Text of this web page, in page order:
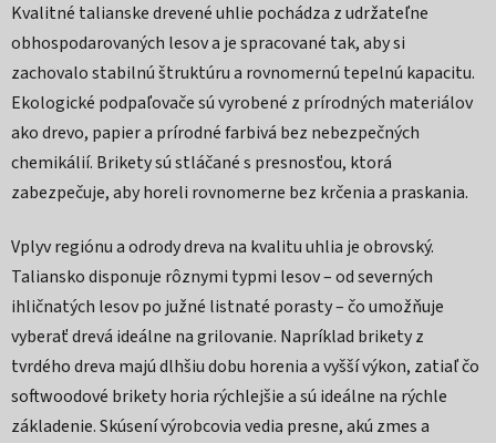
Kvalitné talianske drevené uhlie pochádza z udržateľne
obhospodarovaných lesov a je spracované tak, aby si
zachovalo stabilnú štruktúru a rovnomernú tepelnú kapacitu.
Ekologické podpaľovače sú vyrobené z prírodných materiálov
ako drevo, papier a prírodné farbivá bez nebezpečných
chemikálií. Brikety sú stláčané s presnosťou, ktorá
zabezpečuje, aby horeli rovnomerne bez krčenia a praskania.
Vplyv regiónu a odrody dreva na kvalitu uhlia je obrovský.
Taliansko disponuje rôznymi typmi lesov – od severných
ihličnatých lesov po južné listnaté porasty – čo umožňuje
vyberať drevá ideálne na grilovanie. Napríklad brikety z
tvrdého dreva majú dlhšiu dobu horenia a vyšší výkon, zatiaľ čo
softwoodové brikety horia rýchlejšie a sú ideálne na rýchle
základenie. Skúsení výrobcovia vedia presne, akú zmes a